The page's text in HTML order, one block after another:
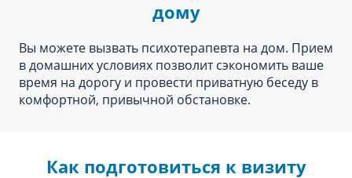
дому
Вы можете вызвать психотерапевта на дом. Прием
в домашних условиях позволит сэкономить ваше
время на дорогу и провести приватную беседу в
комфортной, привычной обстановке.
Как подготовиться к визиту